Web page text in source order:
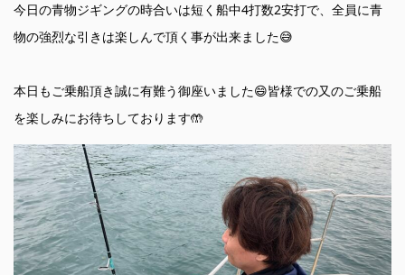
今日の青物ジギングの時合いは短く船中4打数2安打で、全員に青
物の強烈な引きは楽しんで頂く事が出来ました😅
本日もご乗船頂き誠に有難う御座いました😄皆様での又のご乗船
を楽しみにお待ちしております🤲